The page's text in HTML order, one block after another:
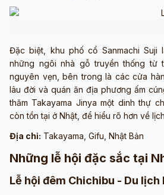
Đặc biệt, khu phố cổ Sanmachi Suji
những ngôi nhà gỗ truyền thống từ
nguyên vẹn, bên trong là các cửa
lâu đời và quán ăn địa phương ấm
thăm Takayama Jinya một dinh thự
còn tồn tại ở Nhật, để hiểu rõ hơn về
Địa chỉ: Takayama, Gifu, Nhật Bản
Những lễ hội đặc sắc tại
Lễ hội đêm Chichibu - Du lịch